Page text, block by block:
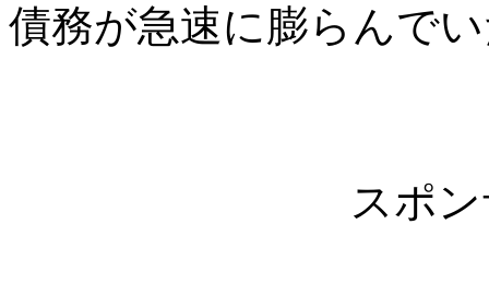
債務が急速に膨らんで
スポ